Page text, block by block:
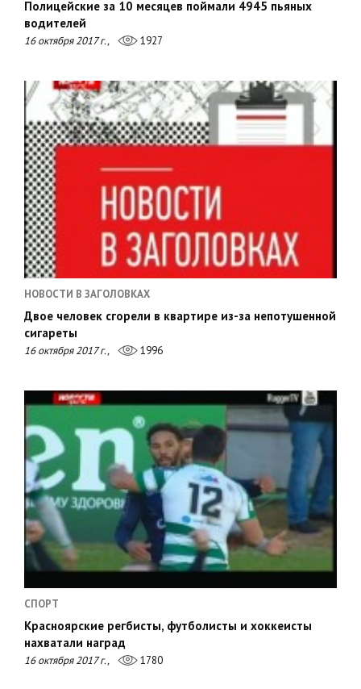
Полицейские за 10 месяцев поймали 4945 пьяных
водителей
16 октября 2017 г., 1927
НОВОСТИ В ЗАГОЛОВКАХ
Двое человек сгорели в квартире из-за непотушенной
сигареты
16 октября 2017 г., 1996
СПОРТ
Красноярские регбисты, футболисты и хоккеисты
нахватали наград
16 октября 2017 г., 1780